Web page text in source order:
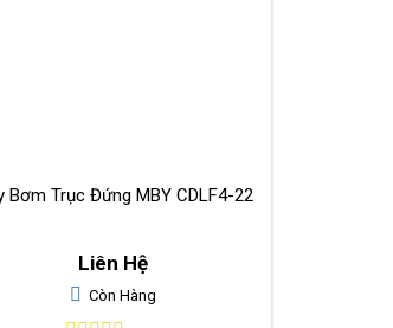
Bơm Trục Đứng MBY CDLF4-22
Liên Hệ
Còn Hàng